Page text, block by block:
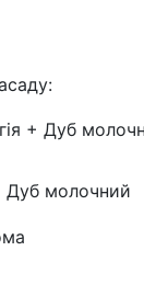
Дуб молочний